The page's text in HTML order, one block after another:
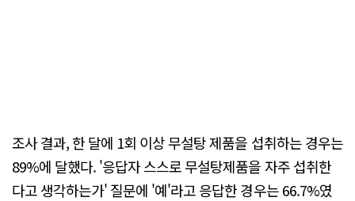
조사 결과, 한 달에 1회 이상 무설탕 제품을 섭취하는 경우는
89%에 달했다. '응답자 스스로 무설탕제품을 자주 섭취한
다고 생각하는가' 질문에 '예'라고 응답한 경우는 66.7%였